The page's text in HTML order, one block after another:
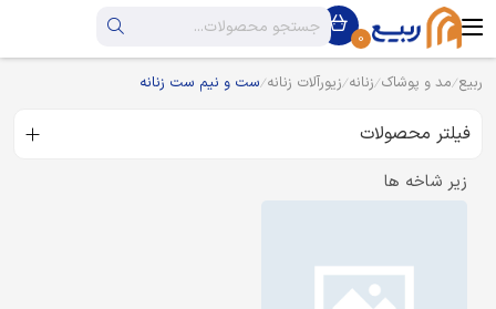
0
ربیع مد و پوشاک زنانه زیورآلات زنانه ست و نیم ست زنانه
فیلتر محصولات
زیر شاخه ها